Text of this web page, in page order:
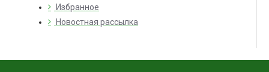
Избранное
Новостная рассылка